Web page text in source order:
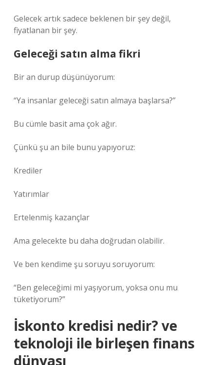
Gelecek artık sadece beklenen bir şey değil,
fiyatlanan bir şey.
Geleceği satın alma fikri
Bir an durup düşünüyorum:
“Ya insanlar geleceği satın almaya başlarsa?”
Bu cümle basit ama çok ağır.
Çünkü şu an bile bunu yapıyoruz:
Krediler
Yatırımlar
Ertelenmiş kazançlar
Ama gelecekte bu daha doğrudan olabilir.
Ve ben kendime şu soruyu soruyorum:
“Ben geleceğimi mi yaşıyorum, yoksa onu mu
tüketiyorum?”
İskonto kredisi nedir? ve
teknoloji ile birleşen finans
dünyası